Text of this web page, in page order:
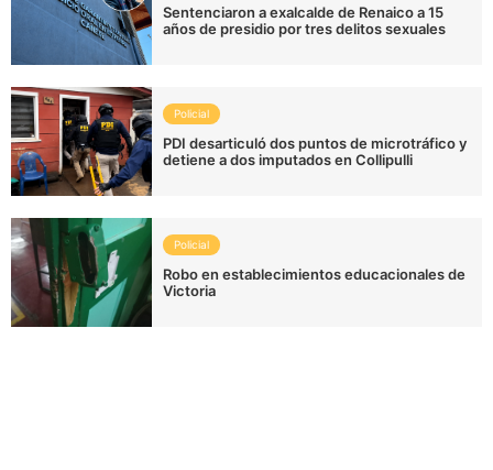
Sentenciaron a exalcalde de Renaico a 15
años de presidio por tres delitos sexuales
Policial
PDI desarticuló dos puntos de microtráfico y
detiene a dos imputados en Collipulli
Policial
Robo en establecimientos educacionales de
Victoria